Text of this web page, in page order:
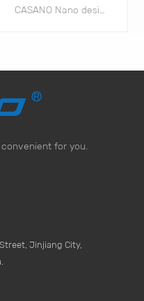
CASANO Nano desiccants are widely used by footwear, apparel, and handbag package to prevent mold and moisture issues during storage and shipment.
for you.
Jinjiang City,